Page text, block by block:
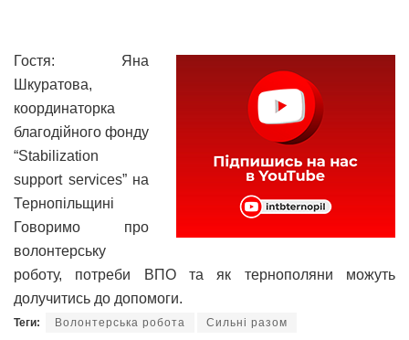
Гостя: Яна
Шкуратова,
координаторка
благодійного фонду
“Stabilization
support services” на
Тернопільщині
Говоримо про
волонтерську
роботу, потреби ВПО та як тернополяни можуть
долучитись до допомоги.
Теги: Волонтерська робота Сильні разом